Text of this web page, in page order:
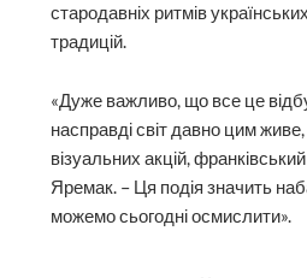
стародавніх ритмів
традицій.
«Дуже важливо, що все це
насправді світ давно цим
візуальних акцій,
Яремак. – Ця подія значить
можемо сьогодні осмислити».